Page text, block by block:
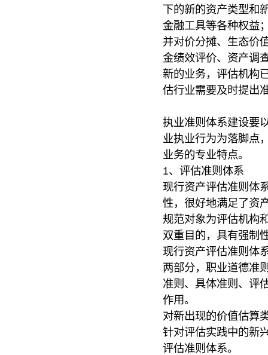
下的新的资产类型和
金融工具等各种权益
并对价分摊、生态价
金绩效评价、资产调
新的业务，评估机构
估行业需要及时提出
执业准则体系建设要
业执业行为为落脚点
业务的专业特点。
1、评估准则体系
现行资产评估准则体
性，很好地满足了资
规范对象为评估机构
双重目的，具有强制
现行资产评估准则体
两部分，职业道德准
准则、具体准则、评
作用。
对新出现的价值估算
针对评估实践中的新
评估准则体系。